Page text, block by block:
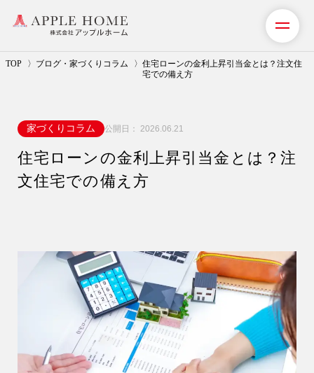
TOP ブログ・家づくりコラム
住宅ローンの金利上昇引当金とは？注文住
宅での備え方
家づくりコラム 公開日： 2026.06.21
住宅ローンの金利上昇引当金とは？注
文住宅での備え方
事業紹介（注文住宅）
リフォーム・リノベーション
ショールーム・モデルハウス
施工事例・お客様の声
会社情報
会社概要